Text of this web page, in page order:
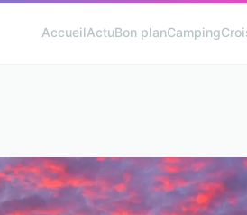
AccueilActuBon planCamping